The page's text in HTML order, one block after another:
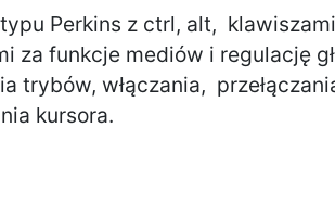
Perkins z ctrl, alt, klawiszami
za funkcje mediów i regulację
trybów, włączania,
kursora.